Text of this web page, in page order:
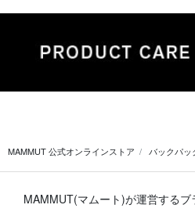
MAMMUT 公式オンラインストア バックパッ
MAMMUT(マムート)が運営する